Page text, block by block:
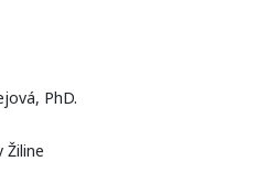
PhD.
Žiline